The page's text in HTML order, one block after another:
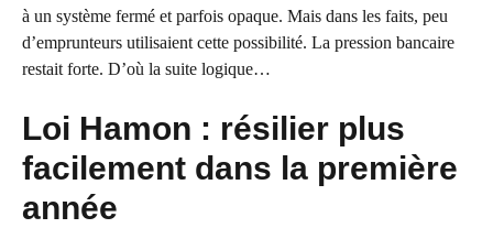
à un système fermé et parfois opaque. Mais dans les faits, peu
d’emprunteurs utilisaient cette possibilité. La pression bancaire
restait forte. D’où la suite logique…
Loi Hamon : résilier plus
facilement dans la première
année